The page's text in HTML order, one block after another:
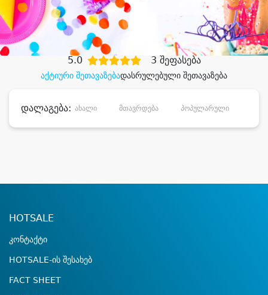
შეიძინესასურველი მომსახურება
დიდი დანაზოგით
აქტიური შეთავაზებადასრულებული შეთავაზება
5.0 3 შეფასება
დალაგება: ახალი მთავრდება პოპულარული
HOTSALE
კონტაქტი
HOTSALE-ის შესახებ
FACT SHEET